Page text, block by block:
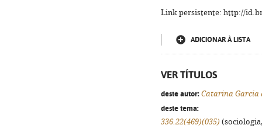
Link persistente: http://
ADICIONAR À LISTA
VER TÍTULOS
deste autor: Catarina Garcia
deste tema:
336.22(469)(035)